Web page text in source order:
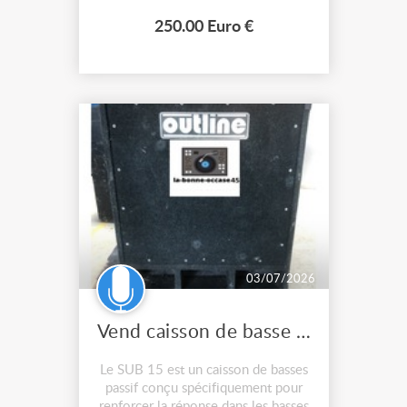
18000 khz Max SPL : 130 db
Poids : 2...
250.00 Euro €
03/07/2026
Vend caisson de basse SUB Outline
Le SUB 15 est un caisson de basses
passif conçu spécifiquement pour